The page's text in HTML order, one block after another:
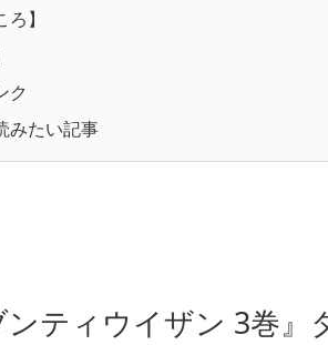
ろ】
ク
みたい記事
ンティウイザン 3巻』